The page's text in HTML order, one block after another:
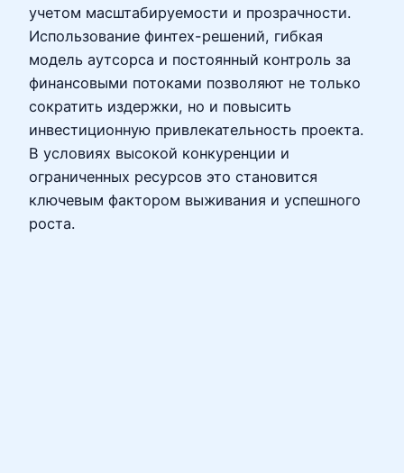
учетом масштабируемости и прозрачности.
Использование финтех-решений, гибкая
модель аутсорса и постоянный контроль за
финансовыми потоками позволяют не только
сократить издержки, но и повысить
инвестиционную привлекательность проекта.
В условиях высокой конкуренции и
ограниченных ресурсов это становится
ключевым фактором выживания и успешного
роста.